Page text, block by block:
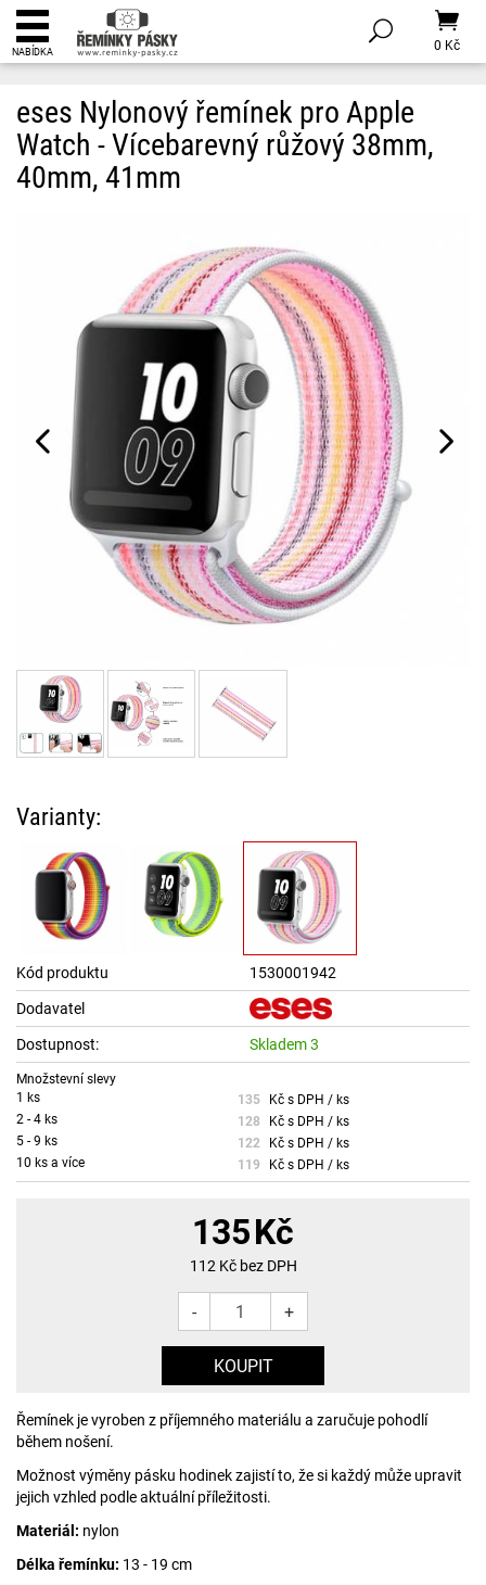
0 Kč
NABÍDKA
eses Nylonový řemínek pro Apple
Watch - Vícebarevný růžový 38mm,
40mm, 41mm
Varianty:
Kód produktu
1530001942
Dodavatel
Dostupnost:
Skladem 3
Množstevní slevy
1 ks
135
Kč s DPH / ks
2 - 4 ks
128
Kč s DPH / ks
5 - 9 ks
122
Kč s DPH / ks
10 ks a více
119 Kč s DPH / ks
135Kč
112 Kč bez DPH
- +
Řemínek je vyroben z příjemného materiálu a zaručuje pohodlí
během nošení.
Možnost výměny pásku hodinek zajistí to, že si každý může upravit
jejich vzhled podle aktuální příležitosti.
Materiál: nylon
Délka řemínku: 13 - 19 cm